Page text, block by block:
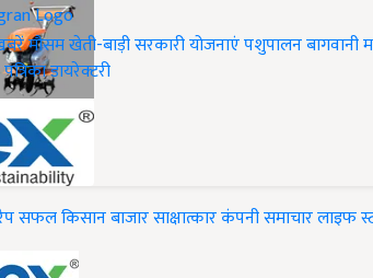
मौसमखेती-बाड़ीसरकारी योजनाएंपशुपालनबागवानी
डायरेक्टरी
सफल किसानबाजारसाक्षात्कारकंपनी समाचारलाइफ